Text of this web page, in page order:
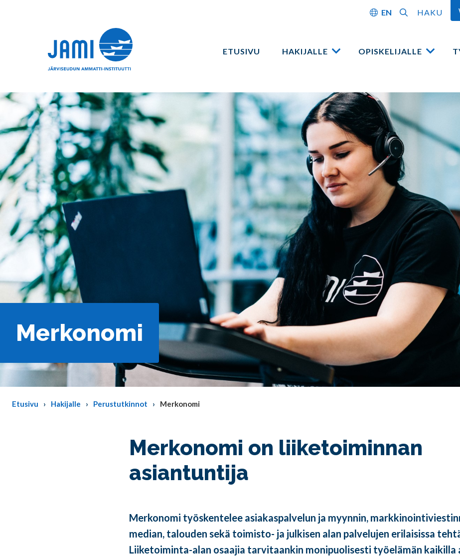
EN HAKU
ETUSIVU HAKIJALLE Avaa OPISKELIJALLE Avaa
Merkonomi
Etusivu Hakijalle Perustutkinnot Merkonomi
Merkonomi on liiketoiminnan
asiantuntija
Merkonomi työskentelee asiakaspalvelun ja myynnin,
median, talouden sekä toimisto- ja julkisen alan palvelujen erilaisissa
Liiketoiminta-alan osaajia tarvitaankin monipuolisesti työelämän kaikilla